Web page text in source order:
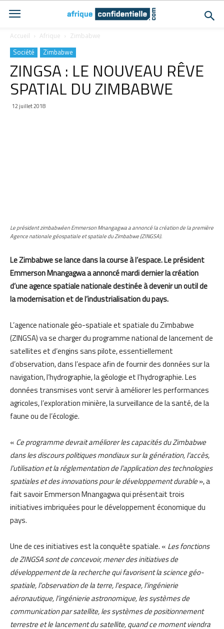
Accueil Afrique Zimbabwe
Société Zimbabwe
ZINGSA : LE NOUVEAU RÊVE
SPATIAL DU ZIMBABWE
12 juillet 2018
Le président zimbabwéen Emmerson Mnangagwa a annoncé la création de la première
Agence nationale géospatiale et spatiale du Zimbabwe (ZINGSA).
Le Zimbabwe se lance dans la course à l’espace. Le président
Emmerson Mnangagwa a annoncé mardi dernier la création
d’une agence spatiale nationale destinée à devenir un outil de
la modernisation et de l’industrialisation du pays.
L’agence nationale géo-spatiale et spatiale du Zimbabwe
(ZINGSA) va se charger du programme national de lancement de
satellites et d’engins sans pilote, essentiellement
d’observation, dans l’espace afin de fournir des données sur la
navigation, l’hydrographie, la géologie et l’hydrographie. Les
données transmises vont servir à améliorer les performances
agricoles, l’exploration minière, la surveillance de la santé, de la
faune ou de l’écologie.
« Ce programme devrait améliorer les capacités du Zimbabwe
dans les discours politiques mondiaux sur la génération, l’accès,
l’utilisation et la réglementation de l’application des technologies
spatiales et des innovations pour le développement durable», a
fait savoir Emmerson Mnangagwa qui présentait trois
initiatives imbriquées pour le développement économique du
pays.
Une de ces initiatives est la conquête spatiale. « Les fonctions
de ZINGSA sont de concevoir, mener des initiatives de
développement de la recherche qui favorisent la science géo-
spatiale, l’observation de la terre, l’espace, l’ingénierie
aéronautique, l’ingénierie astronomique, les systèmes de
communication par satellite, les systèmes de positionnement
terrestre et le lancement du satellite, quand ce moment viendra